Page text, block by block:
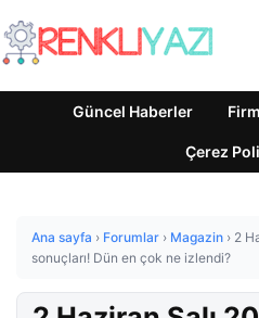
Güncel Haberler
Çerez
Ana sayfa › Forumlar › Magazin › 2
sonuçları! Dün en çok ne izlendi?